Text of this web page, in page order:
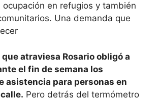
ocupación en refugios y también
Una demanda que
que atraviesa Rosario obligó a
el fin de semana los
asistencia para personas en
Pero detrás del termómetro